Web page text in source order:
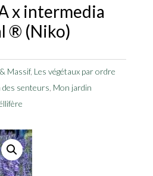
x intermedia
® (Niko)
Massif, Les végétaux par ordre
des senteurs Mon jardin